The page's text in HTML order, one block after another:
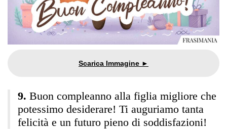
Buon compleanno alla figlia migliore che
potessimo desiderare! Ti auguriamo tanta
felicità e un futuro pieno di soddisfazioni!